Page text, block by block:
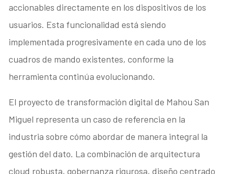
accionables directamente en los dispositivos de los
usuarios. Esta funcionalidad está siendo
implementada progresivamente en cada uno de los
cuadros de mando existentes, conforme la
herramienta continúa evolucionando.
El proyecto de transformación digital de Mahou San
Miguel representa un caso de referencia en la
industria sobre cómo abordar de manera integral la
gestión del dato. La combinación de arquitectura
cloud robusta, gobernanza rigurosa, diseño centrado